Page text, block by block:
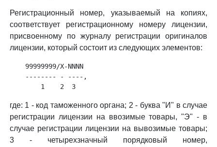
Регистрационный номер, указываемый на копиях,
соответствует регистрационному номеру лицензии,
присвоенному по журналу регистрации оригиналов
лицензии, который состоит из следующих элементов:
    99999999/X-NNNN
    -------- - ----,
где: 1 - код таможенного органа; 2 - буква "И" в случае
регистрации лицензии на ввозимые товары, "Э" - в
случае регистрации лицензии на вывозимые товары;
3 - четырехзначный порядковый номер,